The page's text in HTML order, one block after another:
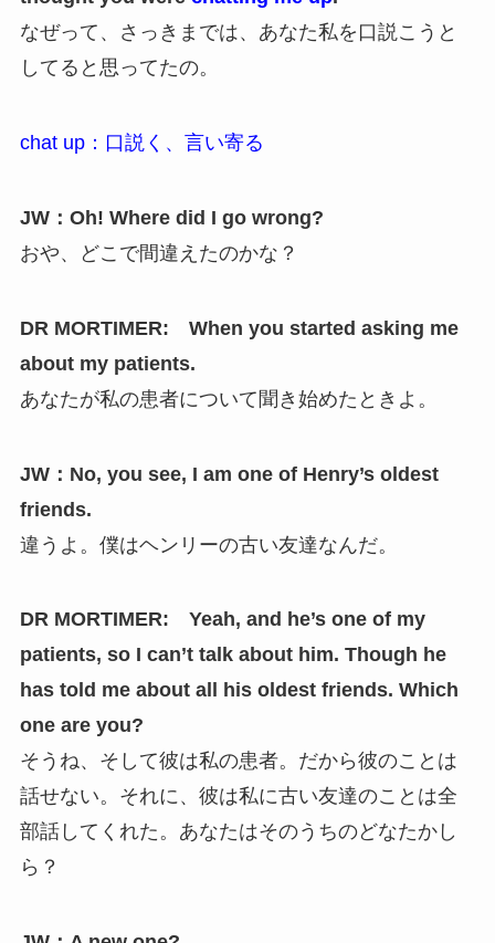
なぜって、さっきまでは、あなた私を口説こうと
してると思ってたの。
chat up：口説く、言い寄る
JW：Oh! Where did I go wrong?
おや、どこで間違えたのかな？
DR MORTIMER: When you started asking me
about my patients.
あなたが私の患者について聞き始めたときよ。
JW：No, you see, I am one of Henry’s oldest
friends.
違うよ。僕はヘンリーの古い友達なんだ。
DR MORTIMER: Yeah, and he’s one of my
patients, so I can’t talk about him. Though he
has told me about all his oldest friends. Which
one are you?
そうね、そして彼は私の患者。だから彼のことは
話せない。それに、彼は私に古い友達のことは全
部話してくれた。あなたはそのうちのどなたかし
ら？